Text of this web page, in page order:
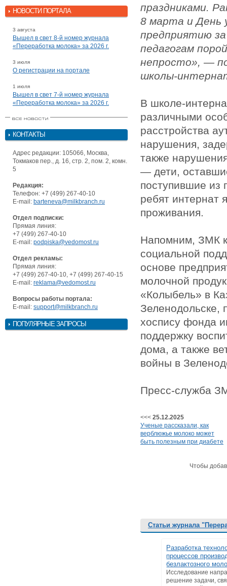
НОВОСТИ ПОРТАЛА
3 августа
Вышел в свет 8-й номер журнала
«Переработка молока» за 2026 г.
3 июля
О регистрации на портале
1 июля
Вышел в свет 7-й номер журнала
«Переработка молока» за 2026 г.
КОНТАКТЫ
Адрес редакции: 105066, Москва,
Токмаков пер., д. 16, стр. 2, пом. 2, комн.
5
Редакция:
Телефон: +7 (499) 267-40-10
E-mail: barteneva@milkbranch.ru
Отдел подписки:
Прямая линия:
+7 (499) 267-40-10
E-mail: podpiska@vedomost.ru
Отдел рекламы:
Прямая линия:
+7 (499) 267-40-10, +7 (499) 267-40-15
E-mail: reklama@vedomost.ru
Вопросы работы портала:
E-mail: support@milkbranch.ru
ПОПУЛЯРНЫЕ ЗАПРОСЫ
праздниками.
8 марта и День
предприятию за
педагогам
непросто», —
школы-
В школе-
различными
расстройства
нарушения,
также
— дети,
поступившие из
ребят интернат
проживания.
Напомним, ЗМК
социальной
основе
молочной
«Колыбель» в
Зеленодольске,
хоспису фонда
поддержку
дома, а также
войны в
Пресс-служба
<<< 25.12.2025
Ученые рассказали, как
верблюжье молоко может
быть полезным при диабете
Чтобы
Статьи журнала
Разработка
процессов
безлактозного
Исследование
решение задачи,